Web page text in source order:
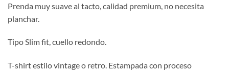
Prenda muy suave al tacto, calidad premium, no necesita
planchar.
Tipo Slim fit, cuello redondo.
T-shirt estilo vintage o retro. Estampada con proceso